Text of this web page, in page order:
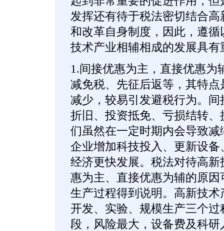
发挥还有待于税法密切结合
和改革自身制度，因此，遵
技术产业相辅相成的发展具有
1.间接优惠为主，直接优惠为
减免税、先征后返等，其特
减少，较易引发避税行为。
折旧、投资抵免、亏损结转
们虽然在一定时期内会导致
企业增加科技投入、更新设
经济更快发展。税法对待高
惠为主、直接优惠为辅的原
生产过程得到说明。高新技
开发、实验、规模生产三个
段，风险最大，设备费及科